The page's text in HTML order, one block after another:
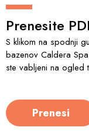
Prenesite
S klikom na spodnji
bazenov Caldera
ste vabljeni na ogled
Prenesi